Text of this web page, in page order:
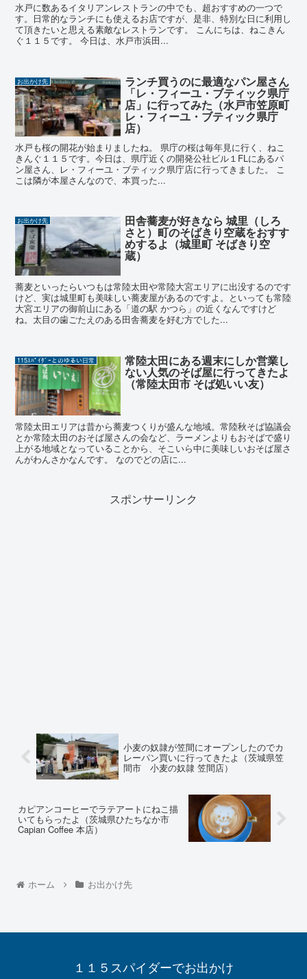
水戸に数あるイタリアンレストランの中でも、超おすすめの一つで
す。日常的なランチにも使えるお店ですが、是非、特別な日に利用し
て頂きたいと思える素敵なレストランです。 こんにちは、ねこきん
ぐ１１５です。 今日は、水戸市浜田...
お出かけ先 ランチ買うのに最適なパン屋さん
「レ・フィーユ・ブティック県庁
店」に行ってみた（水戸市笠原町
レ・フィーユ・ブティック県庁
店）
水戸も桜の開花が始まりましたね。 県庁の桜は毎年見に行く、ねこ
きんぐ１１５です。今日は、県庁近くの開発公社ビル１FLにあるパ
ン屋さん、レ・フィーユ・ブティック県庁店に行ってきました。 こ
こは隣が本屋さんなので、本買った...
お出かけ先 田舎蕎麦が好きなら 城里（しろ
さと）町のそばきり空蔵をおすす
めするよ（城里町 そばきり空
蔵）
蕎麦といったらいつもは常陸太田や常陸大宮エリアに出没するのです
けど、実は城里町も美味しい蕎麦屋があるのですよ。といっても常陸
大宮エリアの御前山にある「道の駅 かつら」の近くなんですけど
ね。太目の歯ごたえのある田舎蕎麦を好む方でした...
115ｽﾊﾟｲﾀﾞｰとのゆるい日常 常陸太田にある週末にしか営業し
ない人気のそば屋に行ってきたよ
（常陸太田市 そば処いい友）
常陸太田エリアは昔から蕎麦つくりが盛んな地域。常陸秋そば協議会
とか常陸太田のおそば屋さんの会など、ラーメンよりもおそばで盛り
上がる地域となっていることから、そこいら中に美味しいおそば屋さ
んがわんさかなんです。 なのでどの店に...
スポンサーリンク
小麦の奴隷が笠間にオープンしたのでカ
レーパン買いに行ってきたよ（茨城県笠
間市 小麦の奴隷 笠間店）
カピアンコーヒーでラテアートにねこ描
いてもらったよ（茨城県ひたちなか市
Capian Coffee 本店）
ホーム お出かけ先
１１５スパイダーでお出かけ